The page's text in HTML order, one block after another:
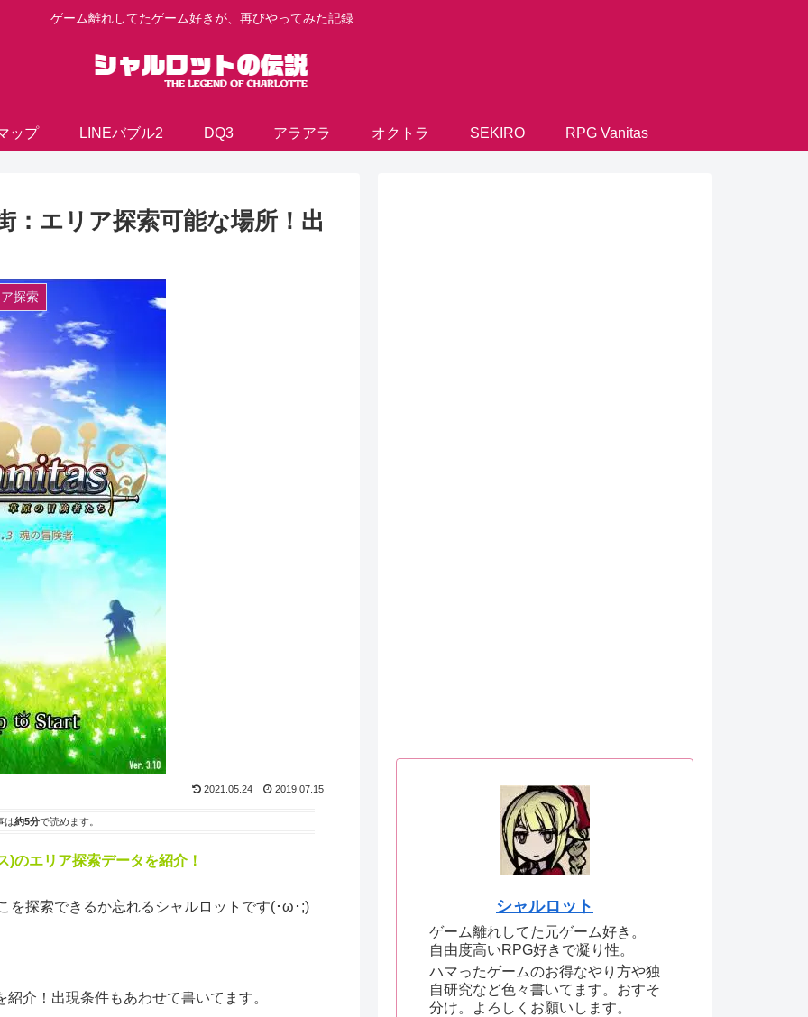
ゲーム離れしてたゲーム好きが、再びやってみた記録
ップ LINEバブル2 DQ3 アラアラ オクトラ SEKIRO RPG Vanitas
：エリア探索可能な場所！出
探索
2021.05.24 2019.07.15
は約5分で読めます。
のエリア探索データを紹介！
を探索できるか忘れるシャルロットです(･ω･;)
紹介！出現条件もあわせて書いてます。
シャルロット
ゲーム離れしてた元ゲーム好き。
自由度高いRPG好きで凝り性。
ハマったゲームのお得なやり方や独
自研究など色々書いてます。おすそ
分け。よろしくお願いします。